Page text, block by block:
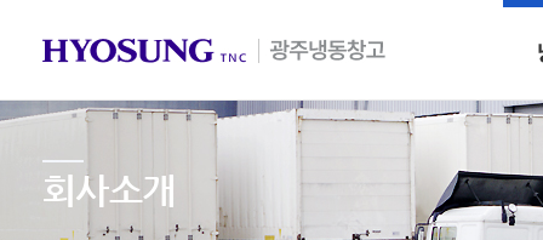
회사소개